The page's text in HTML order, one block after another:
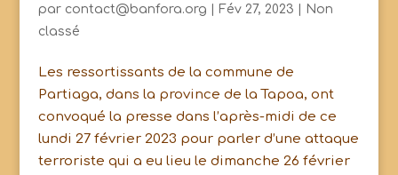
par contact@banfora.org Fév 27, 2023
Non
classé
Les ressortissants de la commune de
Partiaga, dans la province de la Tapoa, ont
convoqué la presse dans l’après-midi de ce
lundi 27 février 2023 pour parler d’une attaque
terroriste qui a eu lieu le dimanche 26 février